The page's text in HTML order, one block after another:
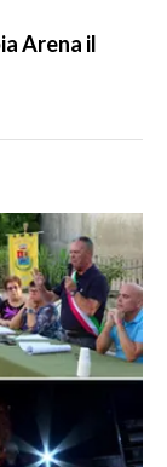
Arena il